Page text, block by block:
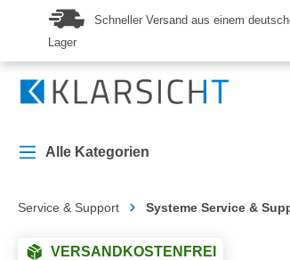
Zur Hauptnavigation springen
Schneller Versand aus einem
Lager
Alle Kategorien
Service & Support Systeme Service &
VERSANDKOSTENFREI